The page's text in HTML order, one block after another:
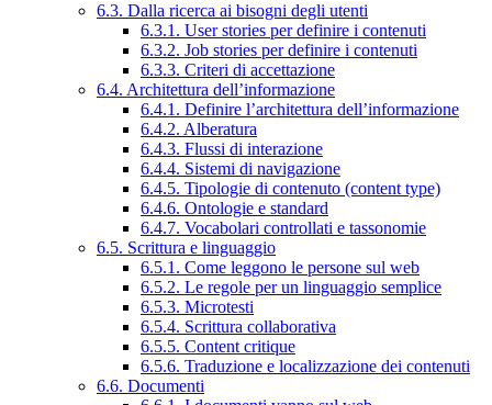
6.3. Dalla ricerca ai bisogni degli utenti
6.3.1. User stories per definire i contenuti
6.3.2. Job stories per definire i contenuti
6.3.3. Criteri di accettazione
6.4. Architettura dell’informazione
6.4.1. Definire l’architettura dell’informazione
6.4.2. Alberatura
6.4.3. Flussi di interazione
6.4.4. Sistemi di navigazione
6.4.5. Tipologie di contenuto (content type)
6.4.6. Ontologie e standard
6.4.7. Vocabolari controllati e tassonomie
6.5. Scrittura e linguaggio
6.5.1. Come leggono le persone sul web
6.5.2. Le regole per un linguaggio semplice
6.5.3. Microtesti
6.5.4. Scrittura collaborativa
6.5.5. Content critique
6.5.6. Traduzione e localizzazione dei contenuti
6.6. Documenti